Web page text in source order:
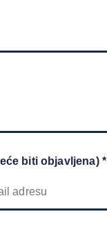
biti objavljena) *